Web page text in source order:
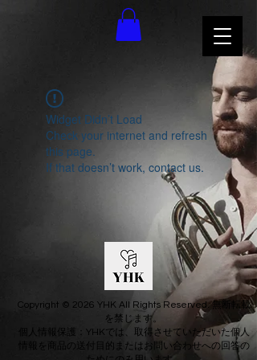
Widget Didn’t Load
Check your internet and refresh
this page.
If that doesn’t work, contact us.
Copyright © 2026 YHK All Rights Reserved. 無断転載
を禁じます。
個人情報保護：YHKでは、取得させていただいた個人
情報を商品の送付目的またはお問い合わせへの回答の